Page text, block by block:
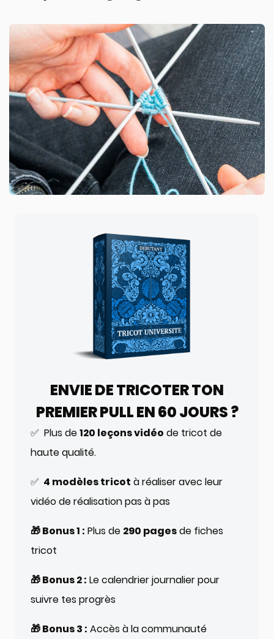
ENVIE DE TRICOTER TON
PREMIER PULL EN 60 JOURS ?
✅ Plus de120 leçons vidéo de tricot de
haute qualité.
✅ 4 modèles tricot à réaliser avec leur
vidéo de réalisation pas à pas
🎁 Bonus 1 : Plus de 290 pagesde fiches
tricot
🎁 Bonus 2 : Le calendrier journalier pour
suivre tes progrès
🎁 Bonus 3 : Accès à la communauté